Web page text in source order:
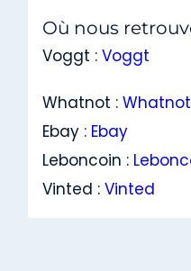
Où nous
Voggt : Voggt
Whatnot : Whatnot
Ebay : Ebay
Leboncoin :
Vinted : Vinted